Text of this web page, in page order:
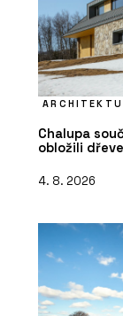
Chalupa
obložili
4. 8. 2026